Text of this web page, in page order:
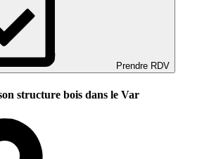
Prendre RDV
structure bois dans le Var